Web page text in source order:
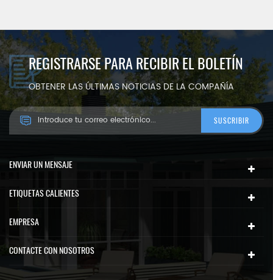
REGISTRARSE PARA RECIBIR EL BOLETÍN
OBTENER LAS ÚLTIMAS NOTICIAS DE LA COMPAÑÍA
ENVIAR UN MENSAJE
ETIQUETAS CALIENTES
EMPRESA
CONTACTE CON NOSOTROS